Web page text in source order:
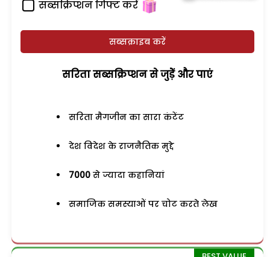
सब्सक्रिप्शन गिफ्ट करें
सब्सक्राइब करें
सरिता सब्सक्रिप्शन से जुड़ेें और पाएं
सरिता मैगजीन का सारा कंटेंट
देश विदेश के राजनैतिक मुद्दे
7000 से ज्यादा कहानियां
समाजिक समस्याओं पर चोट करते लेख